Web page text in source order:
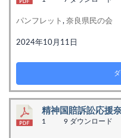
パンフレット,奈良県民の会
2024年10月11日
精神国賠訴訟応援
1 9 ダウンロード